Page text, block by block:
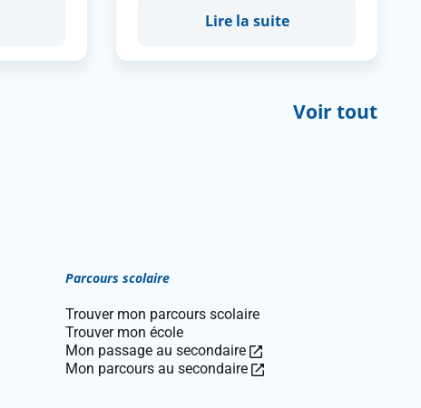
Lire la suite
Voir tout
Parcours scolaire
Trouver mon parcours scolaire
Trouver mon école
Mon passage au secondaire
Ce
lien
Mon parcours au secondaire
Ce